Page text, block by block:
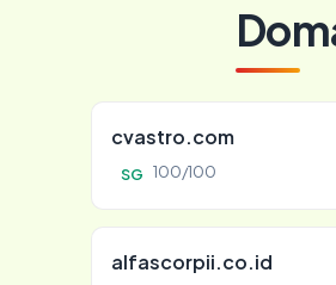
cvastro.com
SG 100/100
alfascorpii.co.id